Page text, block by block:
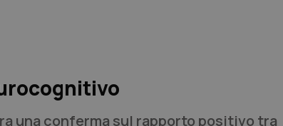
una conferma sul rapporto positivo tra